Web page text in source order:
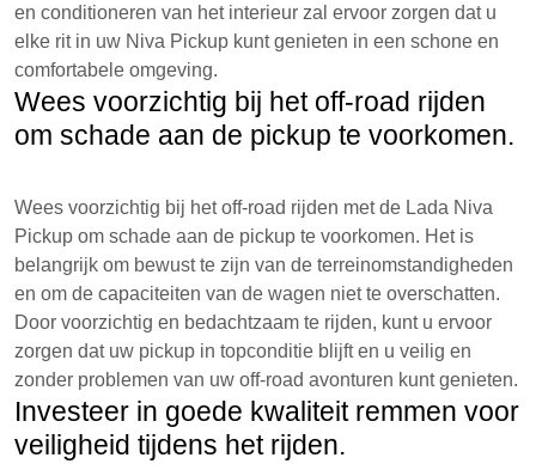
en conditioneren van het interieur zal ervoor zorgen dat u
elke rit in uw Niva Pickup kunt genieten in een schone en
comfortabele omgeving.
Wees voorzichtig bij het off-road rijden
om schade aan de pickup te voorkomen.
Wees voorzichtig bij het off-road rijden met de Lada Niva
Pickup om schade aan de pickup te voorkomen. Het is
belangrijk om bewust te zijn van de terreinomstandigheden
en om de capaciteiten van de wagen niet te overschatten.
Door voorzichtig en bedachtzaam te rijden, kunt u ervoor
zorgen dat uw pickup in topconditie blijft en u veilig en
zonder problemen van uw off-road avonturen kunt genieten.
Investeer in goede kwaliteit remmen voor
veiligheid tijdens het rijden.